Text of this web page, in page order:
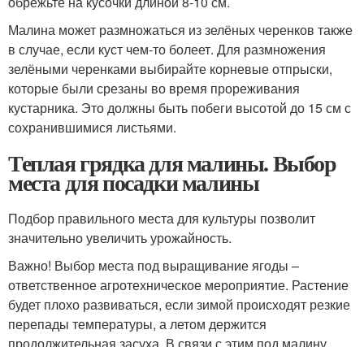
Малина может размножаться из зелёных черенков также
в случае, если куст чем-то болеет. Для размножения
зелёными черенками выбирайте корневые отпрыски,
которые были срезаны во время прореживания
кустарника. Это должны быть побеги высотой до 15 см с
сохранившимися листьями.
Теплая грядка для малины. Выбор
места для посадки малины
Подбор правильного места для культуры позволит
значительно увеличить урожайность.
Важно! Выбор места под выращивание ягоды –
ответственное агротехническое мероприятие. Растение
будет плохо развиваться, если зимой происходят резкие
перепады температуры, а летом держится